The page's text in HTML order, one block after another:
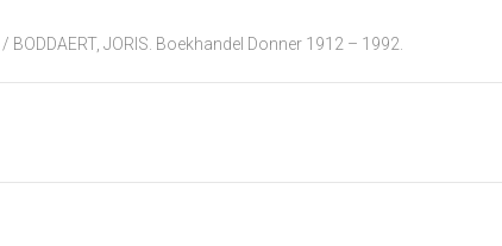
/ BODDAERT, JORIS. Boekhandel Donner 1912 – 1992.